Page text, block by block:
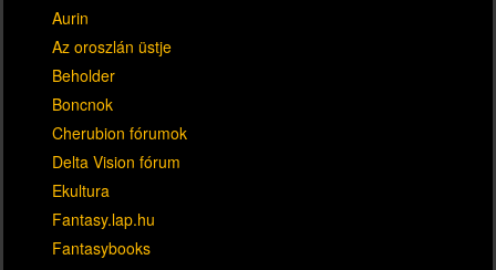
Aurin
Az oroszlán üstje
Beholder
Boncnok
Cherubion fórumok
Delta Vision fórum
Ekultura
Fantasy.lap.hu
Fantasybooks